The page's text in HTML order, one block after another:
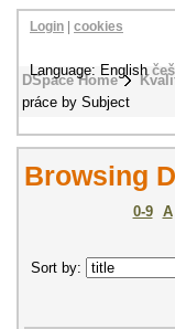
DSpace Home
práce by Subject
Login cookies
Language: English
Browsing
0-9 A
Sort by: